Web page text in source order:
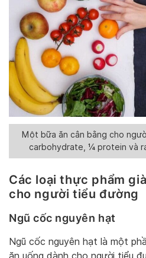
Một bữa ăn cân bằng cho
carbohydrate, ¼ protein và
Các loại thực phẩm
cho người tiểu đường
Ngũ cốc nguyên hạt
Ngũ cốc nguyên hạt là một
ăn uống dành cho người tiểu